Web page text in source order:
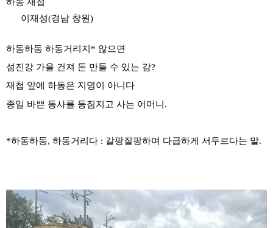
이재성(경남 창원)
하동하동 하동거리지* 않으면
섬진강 가을 건져 돈 만들 수 있는 감?
재첩 앞에 하동은 지명이 아니다
종일 바쁜 동사를 등짐지고 사는 어머니.
*하동하동, 하동거리다 : 갈팡질팡하며 다급하게 서두르다는 말.